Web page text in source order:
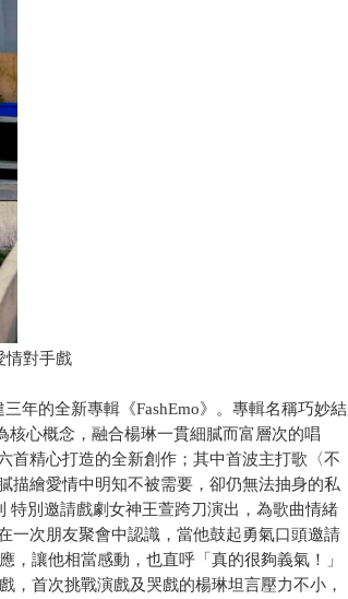
情對手戲
年的全新專輯《FashEmo》。專輯名稱巧妙結
核心概念，融合楊琳一貫細膩而富層次的唱
首精心打造的全新創作；其中首波主打歌〈不
描繪愛情中明知不被需要，卻仍無法抽身的私
別邀請戲劇女神王萱跨刀演出，為歌曲情緒
一次朋友聚會中認識，當他鼓起勇氣口頭邀請
，讓他相當感動，也直呼「真的很夠義氣！」
，首次挑戰演戲及哭戲的楊琳坦言壓力不小，